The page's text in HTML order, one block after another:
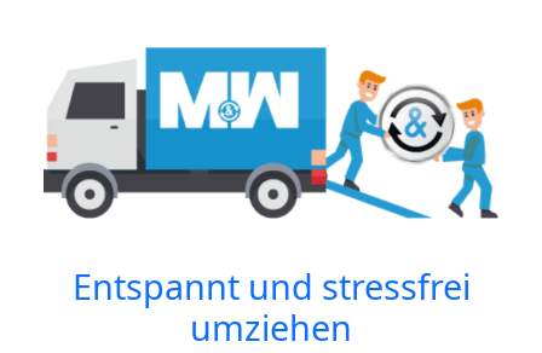
Entspannt und stressfrei
umziehen